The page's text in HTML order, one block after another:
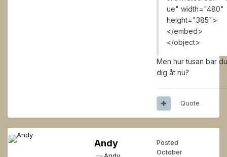
ue" width="480"
height="385">
</embed>
</object>
Men hur tusan bar du
dig åt nu?
Quote
Andy
Posted
October